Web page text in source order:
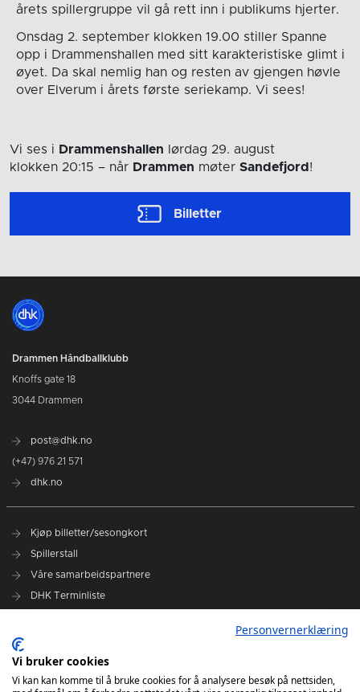
årets spillergruppe vil gå rett inn i publikums hjerter.
Onsdag 2. september klokken 19.00 stiller Spanne
opp i Drammenshallen med sitt karakteristiske glimt i
øyet. Da skal nemlig han og resten av gjengen høvle
over Elverum i årets første seriekamp. Vi sees!
Vi ses i Drammenshallen lørdag 29. august
klokken 20:15 – når Drammen møter Sandefjord!
Billetter
Drammen Håndballklubb
Knoffs gate 18
3044 Drammen
post@dhk.no
(+47) 976 21 571
dhk.no
Kjøp billetter/sesongkort
Spillerstall
Våre samarbeidspartnere
DHK Terminliste
DHK på Instagram
DHK på TikTok
Personvernerklæring
Vi bruker cookies
Vi kan kan komme til å bruke cookies for å analysere besøk på nettsiden,